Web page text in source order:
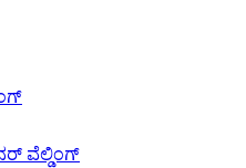
ವೆಲ್ಡಿಂಗ್